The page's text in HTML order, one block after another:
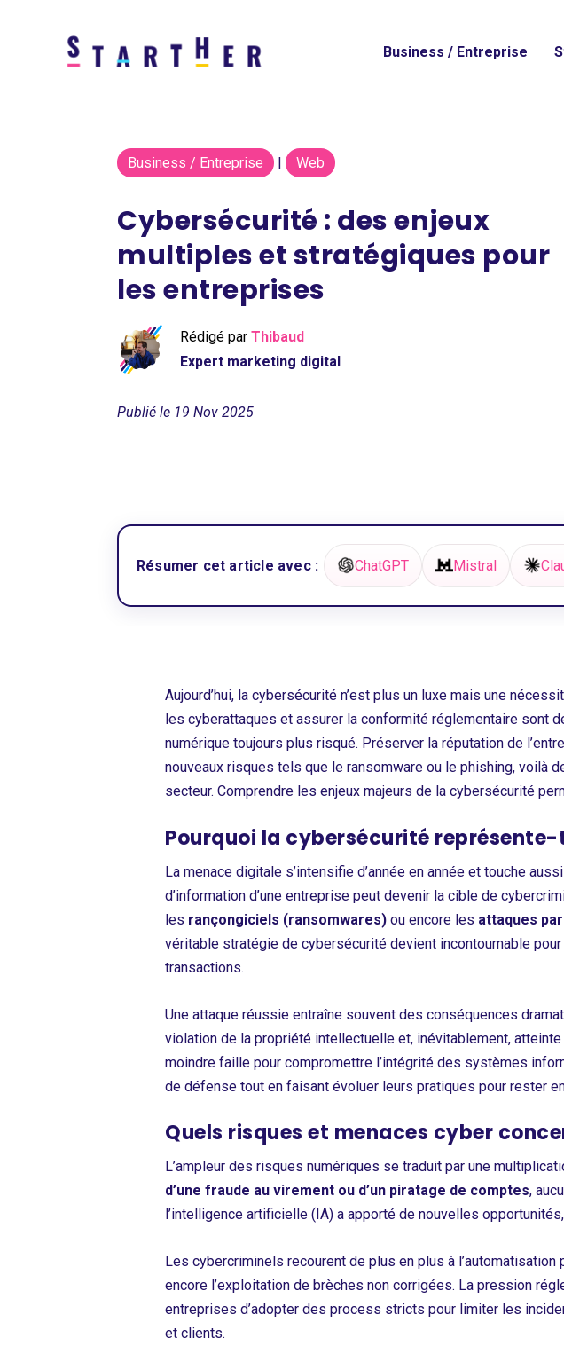
Business / Entreprise
Business / Entreprise | Web
Cybersécurité : des enjeux
multiples et stratégiques pour
les entreprises
Rédigé parThibaud
Expert marketing digital
Publié le 19 Nov 2025
Résumer cet article avec : ChatGPT Mistral
Aujourd’hui, la cybersécurité n’est plus un luxe mais une
les cyberattaques et assurer la conformité réglementaire sont
numérique toujours plus risqué. Préserver la réputation de
nouveaux risques tels que le ransomware ou le phishing, voilà
secteur. Comprendre les enjeux majeurs de la cybersécurité
Pourquoi la cybersécurité
La menace digitale s’intensifie d’année en année et touche
d’information d’une entreprise peut devenir la cible de
les rançongiciels (ransomwares) ou encore les attaques
véritable stratégie de cybersécurité devient incontournable
transactions.
Une attaque réussie entraîne souvent des conséquences
violation de la propriété intellectuelle et, inévitablement,
moindre faille pour compromettre l’intégrité des systèmes
de défense tout en faisant évoluer leurs pratiques pour rester
Quels risques et menaces cyber
L’ampleur des risques numériques se traduit par une
d’une fraude au virement ou d’un piratage de comptes,
l’intelligence artificielle (IA) a apporté de nouvelles
Les cybercriminels recourent de plus en plus à
encore l’exploitation de brèches non corrigées. La pression
entreprises d’adopter des process stricts pour limiter les
et clients.